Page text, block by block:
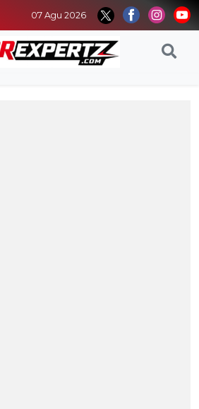
07 Agu 2026